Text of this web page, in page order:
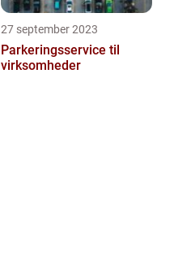
27 september 2023
Parkeringsservice til
virksomheder